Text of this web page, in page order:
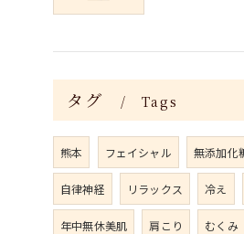
タグ Tags
熊本 フェイシャル 無添加化
自律神経 リラックス 冷え
年中無休美肌 肩こり むくみ